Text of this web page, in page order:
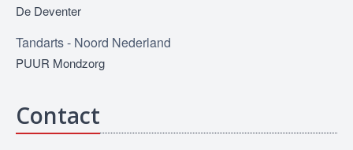
De Deventer
Tandarts - Noord Nederland
PUUR Mondzorg
Contact